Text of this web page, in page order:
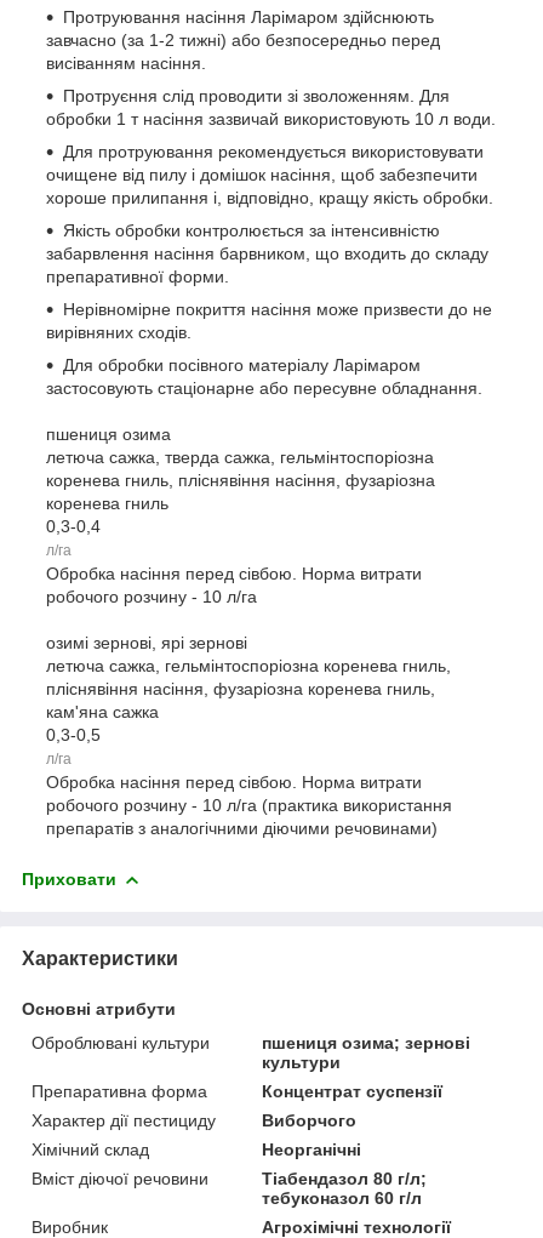
Протруювання насіння Ларімаром здійснюють
завчасно (за 1-2 тижні) або безпосередньо перед
висіванням насіння.
Протруєння слід проводити зі зволоженням. Для
обробки 1 т насіння зазвичай використовують 10 л води.
Для протруювання рекомендується використовувати
очищене від пилу і домішок насіння, щоб забезпечити
хороше прилипання і, відповідно, кращу якість обробки.
Якість обробки контролюється за інтенсивністю
забарвлення насіння барвником, що входить до складу
препаративної форми.
Нерівномірне покриття насіння може призвести до не
вирівняних сходів.
Для обробки посівного матеріалу Ларімаром
застосовують стаціонарне або пересувне обладнання.
пшениця озима
летюча сажка, тверда сажка, гельмінтоспоріозна
коренева гниль, пліснявіння насіння, фузаріозна
коренева гниль
0,3-0,4
л/га
Обробка насіння перед сівбою. Норма витрати
робочого розчину - 10 л/га
озимі зернові, ярі зернові
летюча сажка, гельмінтоспоріозна коренева гниль,
пліснявіння насіння, фузаріозна коренева гниль,
кам'яна сажка
0,3-0,5
л/га
Обробка насіння перед сівбою. Норма витрати
робочого розчину - 10 л/га (практика використання
препаратів з аналогічними діючими речовинами)
Приховати
Характеристики
Основні атрибути
Оброблювані культури
пшениця озима; зернові
культури
Препаративна форма
Концентрат суспензії
Характер дії пестициду
Виборчого
Хімічний склад
Неорганічні
Вміст діючої речовини
Тіабендазол 80 г/л;
тебуконазол 60 г/л
Виробник
Агрохімічні технології